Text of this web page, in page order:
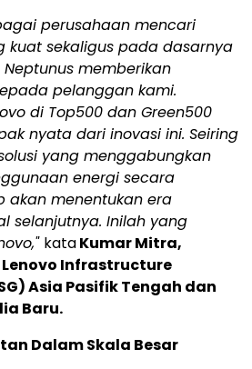
perusahaan mencari
kuat sekaligus pada dasarnya
memberikan
pelanggan kami.
di Top500 dan Green500
nyata dari inovasi ini. Seiring
yang menggabungkan
energi secara
akan menentukan era
selanjutnya. Inilah yang
kataKumar Mitra,
Infrastructure
Asia Pasifik Tengah dan
Baru.
Dalam Skala Besar